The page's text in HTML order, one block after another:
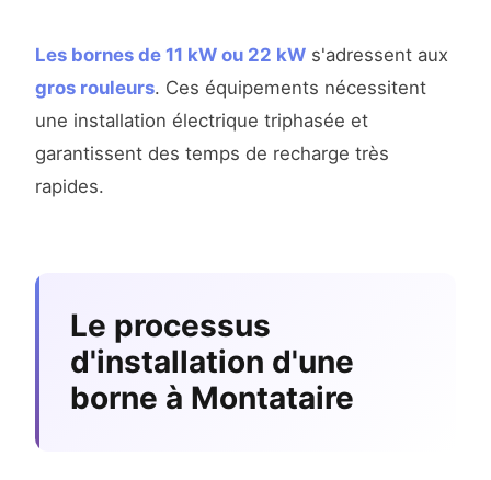
Les bornes de 11 kW ou 22 kW s'adressent aux
gros rouleurs. Ces équipements nécessitent
une installation électrique triphasée et
garantissent des temps de recharge très
rapides.
Le processus
d'installation d'une
borne à Montataire